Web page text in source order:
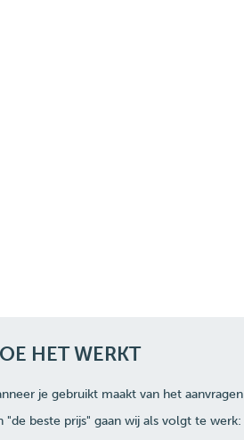
HET WERKT
je gebruikt maakt van het aanvragen
"de beste prijs" gaan wij als volgt te werk: